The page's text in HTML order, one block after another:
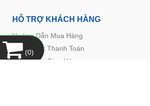
HỖ TRỢ KHÁCH HÀNG
Hướng Dẫn Mua Hàng
Hình Thức Thanh Toán
Hình Thức Giao Hàng
(0)